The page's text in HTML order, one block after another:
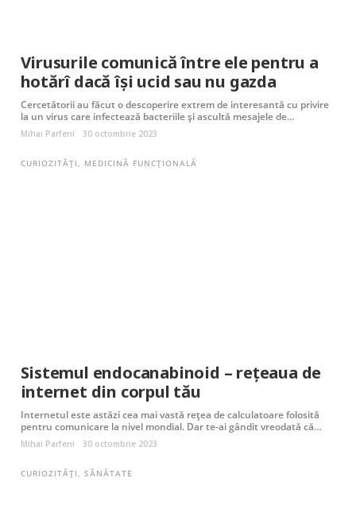
Virusurile comunică între ele pentru a
hotărî dacă își ucid sau nu gazda
Cercetătorii au făcut o descoperire extrem de interesantă cu privire
la un virus care infectează bacteriile și ascultă mesajele de…
Mihai Parfeni 30 octombrie 2023
CURIOZITĂȚI, MEDICINĂ FUNCȚIONALĂ
Sistemul endocanabinoid – rețeaua de
internet din corpul tău
Internetul este astăzi cea mai vastă rețea de calculatoare folosită
pentru comunicare la nivel mondial. Dar te-ai gândit vreodată că…
Mihai Parfeni 30 octombrie 2023
CURIOZITĂȚI SĂNĂTATE